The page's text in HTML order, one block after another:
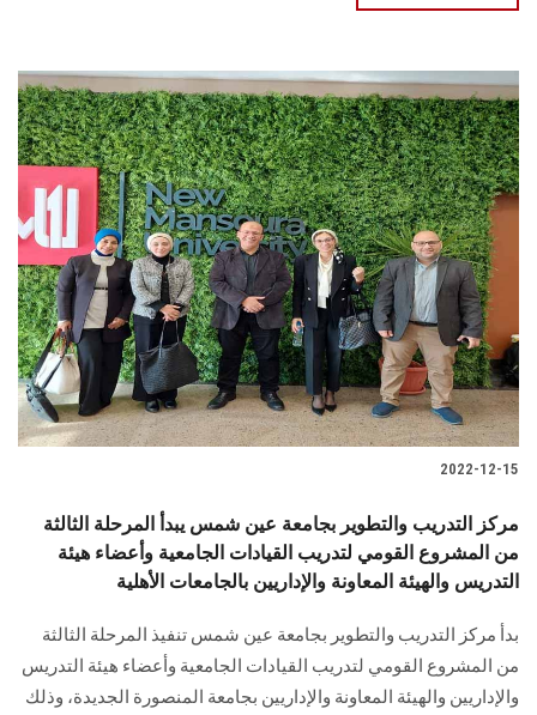
2022-12-15
مركز التدريب والتطوير بجامعة عين شمس يبدأ المرحلة الثالثة
من المشروع القومي لتدريب القيادات الجامعية وأعضاء هيئة
التدريس والهيئة المعاونة والإداريين بالجامعات الأهلية
بدأ مركز التدريب والتطوير بجامعة عين شمس تنفيذ المرحلة الثالثة
من المشروع القومي لتدريب القيادات الجامعية وأعضاء هيئة التدريس
والإداريين والهيئة المعاونة والإداريين بجامعة المنصورة الجديدة، وذلك